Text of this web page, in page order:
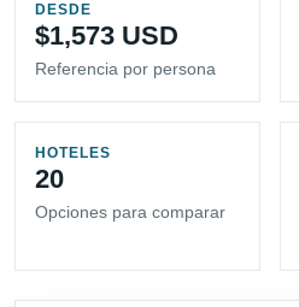
DESDE
$1,573 USD
Referencia por persona
HOTELES
20
Opciones para comparar